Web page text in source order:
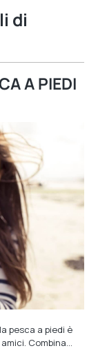
di
A PIEDI
pesca a piedi è
Combina…